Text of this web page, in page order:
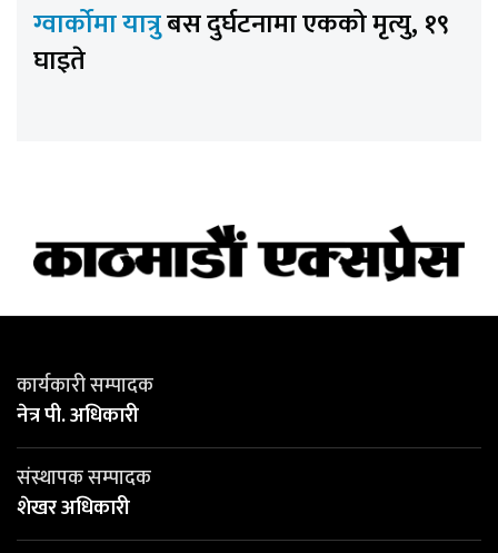
ग्वार्कोमा यात्रुबस दुर्घटनामा एकको मृत्यु, १९
घाइते
कार्यकारी सम्पादक
नेत्र पी. अधिकारी
संस्थापक सम्पादक
शेखर अधिकारी